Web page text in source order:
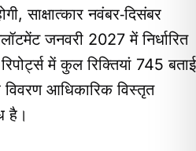
साक्षात्कार नवंबर‑दिसंबर
जनवरी 2027 में निर्धारित
में कुल रिक्तियां 745 बताई
आधिकारिक विस्तृत
है।